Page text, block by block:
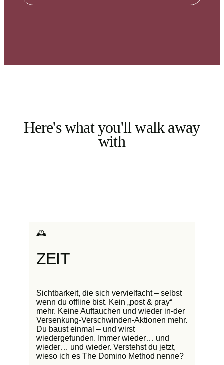
Here's what you'll walk away
with
🕰️
ZEIT
Sichtbarkeit, die sich vervielfacht – selbst
wenn du offline bist. Kein „post & pray“
mehr. Keine Auftauchen und wieder in-der
Versenkung-Verschwinden-Aktionen mehr.
Du baust einmal – und wirst
wiedergefunden. Immer wieder… und
wieder… und wieder. Verstehst du jetzt,
wieso ich es The Domino Method nenne?